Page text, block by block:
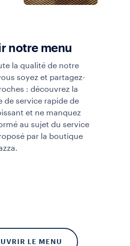
notre menu
la qualité de notre
soyez et partagez-
: découvrez la
de service rapide de
et ne manquez
au sujet du service
par la boutique
LE MENU